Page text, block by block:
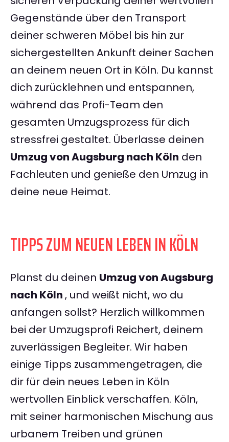
Gegenstände über den Transport
deiner schweren Möbel bis hin zur
sichergestellten Ankunft deiner Sachen
an deinem neuen Ort in Köln. Du kannst
dich zurücklehnen und entspannen,
während das Profi-Team den
gesamten Umzugsprozess für dich
stressfrei gestaltet. Überlasse deinen
Umzug von Augsburg nach Köln den
Fachleuten und genieße den Umzug in
deine neue Heimat.
TIPPS ZUM NEUEN LEBEN IN KÖLN
Planst du deinen Umzug von Augsburg
nach Köln, und weißt nicht, wo du
anfangen sollst? Herzlich willkommen
bei der Umzugsprofi Reichert, deinem
zuverlässigen Begleiter. Wir haben
einige Tipps zusammengetragen, die
dir für dein neues Leben in Köln
wertvollen Einblick verschaffen. Köln,
mit seiner harmonischen Mischung aus
urbanem Treiben und grünen